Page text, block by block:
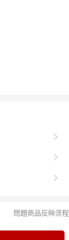
問題商品反映流程